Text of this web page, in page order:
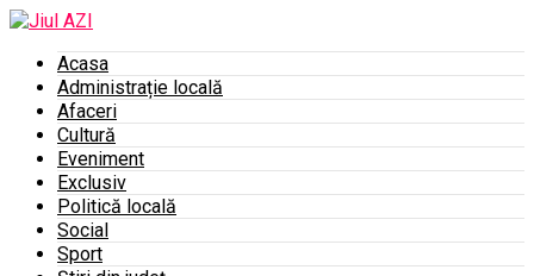
Acasa
Administrație locală
Afaceri
Cultură
Eveniment
Exclusiv
Politică locală
Social
Sport